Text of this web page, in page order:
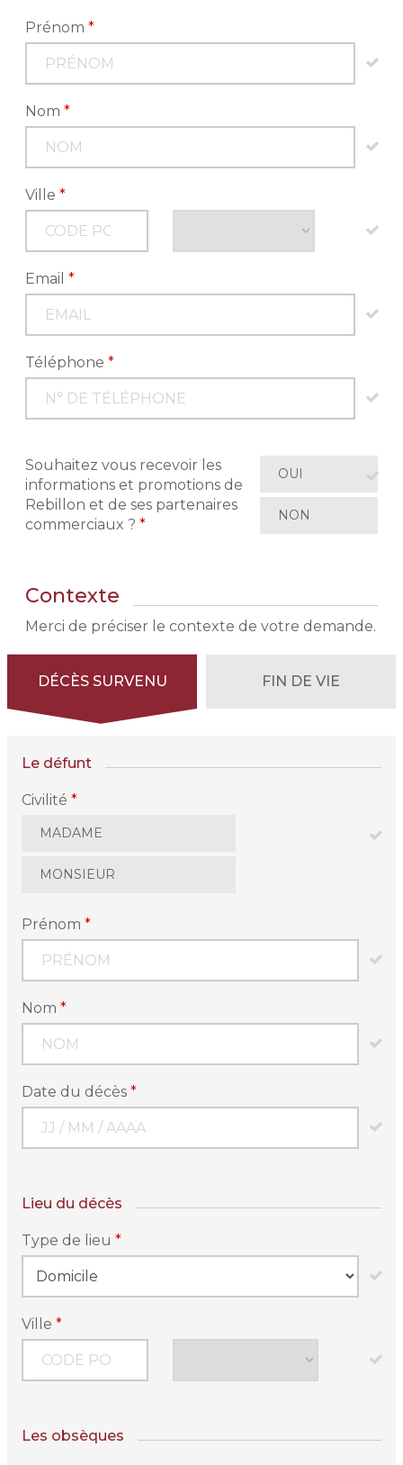
Prénom*
Nom*
Ville*
Email*
Téléphone*
Souhaitez vous recevoir les
informations et promotions de
Rebillon et de ses partenaires
commerciaux ?*
OUI
NON
Contexte
Merci de préciser le contexte de votre demande.
DÉCÈS SURVENU FIN DE VIE
Le défunt
Civilité*
MADAME
MONSIEUR
Prénom*
Nom*
Date du décès*
Lieu du décès
Type de lieu*
Ville*
Les obsèques